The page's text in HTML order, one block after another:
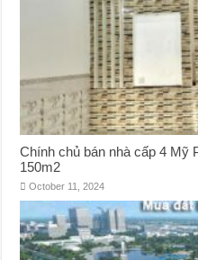
Chính chủ bán nhà cấp 4 Mỹ
150m2
October 11, 2024